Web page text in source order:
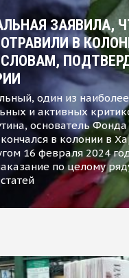
ЗАЯВИЛА,
В
один из наиболее
и активных
основатель
в колонии в
16 февраля 2024
по целому